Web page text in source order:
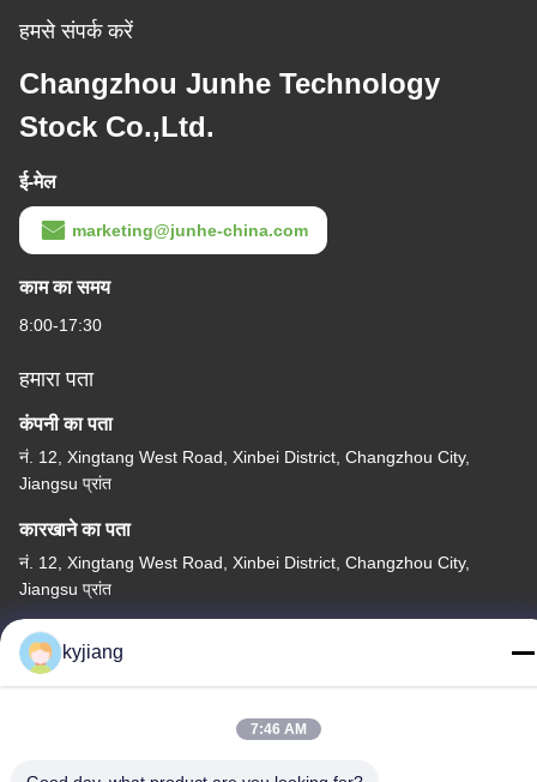
हमसे संपर्क करें
Changzhou Junhe Technology
Stock Co.,Ltd.
ई-मेल
marketing@junhe-china.com
काम का समय
8:00-17:30
हमारा पता
कंपनी का पता
नं. 12, Xingtang West Road, Xinbei District, Changzhou City,
Jiangsu प्रांत
कारखाने का पता
नं. 12, Xingtang West Road, Xinbei District, Changzhou City,
Jiangsu प्रांत
टेलीफोन
86-133-8280-7820
kyjiang
7:46 AM